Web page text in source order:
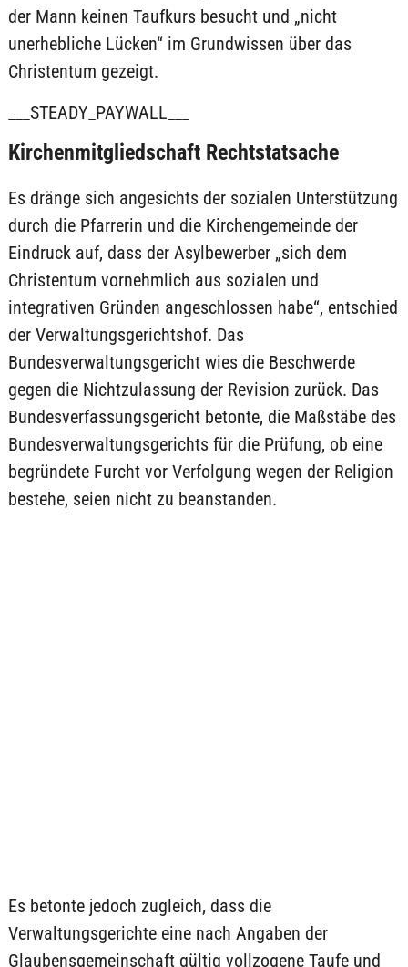
der Mann keinen Taufkurs besucht und „nicht
unerhebliche Lücken“ im Grundwissen über das
Christentum gezeigt.
___STEADY_PAYWALL___
Kirchenmitgliedschaft Rechtstatsache
Es dränge sich angesichts der sozialen Unterstützung
durch die Pfarrerin und die Kirchengemeinde der
Eindruck auf, dass der Asylbewerber „sich dem
Christentum vornehmlich aus sozialen und
integrativen Gründen angeschlossen habe“, entschied
der Verwaltungsgerichtshof. Das
Bundesverwaltungsgericht wies die Beschwerde
gegen die Nichtzulassung der Revision zurück. Das
Bundesverfassungsgericht betonte, die Maßstäbe des
Bundesverwaltungsgerichts für die Prüfung, ob eine
begründete Furcht vor Verfolgung wegen der Religion
bestehe, seien nicht zu beanstanden.
Es betonte jedoch zugleich, dass die
Verwaltungsgerichte eine nach Angaben der
Glaubensgemeinschaft gültig vollzogene Taufe und